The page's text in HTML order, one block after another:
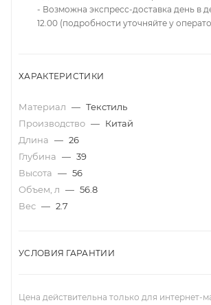
- Возможна экспресс-доставка день в
12.00 (подробности уточняйте у
ХАРАКТЕРИСТИКИ
Материал — Текстиль
Производство — Китай
Длина — 26
Глубина — 39
Высота — 56
Объем, л — 56.8
Вес — 2.7
УСЛОВИЯ ГАРАНТИИ
Цена действительна только для интернет-